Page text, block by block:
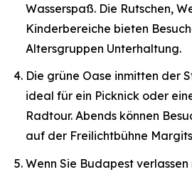
Wasserspaß. Die Rutschen,
Kinderbereiche bieten
Altersgruppen Unterhaltung.
Die grüne Oase inmitten der
ideal für ein Picknick oder
Radtour. Abends können
auf der Freilichtbühne
Wenn Sie Budapest